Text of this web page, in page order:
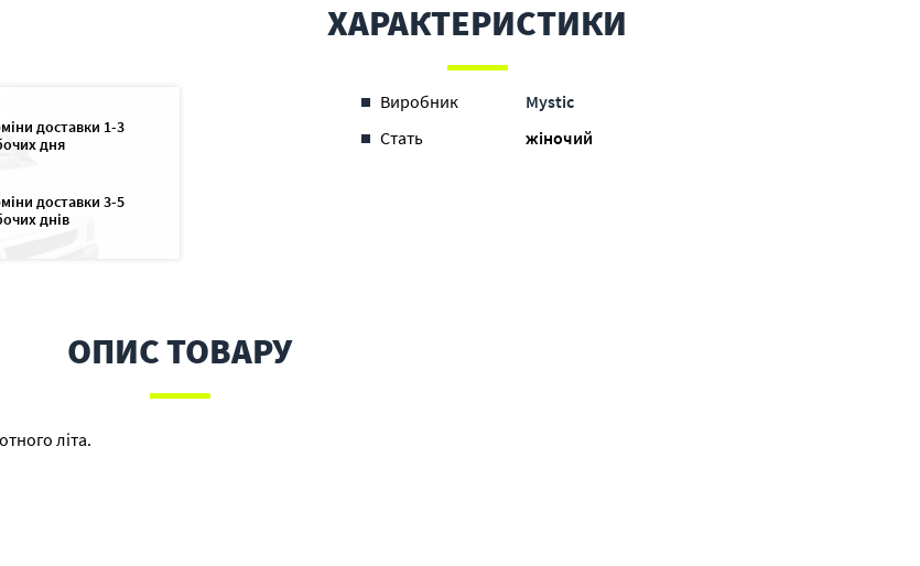
доставки 1-3
дня
доставки 3-5
днів
ХАРАКТЕРИСТИКИ
Виробник
Mystic
Стать
жіночий
ОПИС ТОВАРУ
літа.